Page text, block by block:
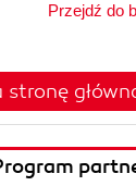
Przejdź do
stronę